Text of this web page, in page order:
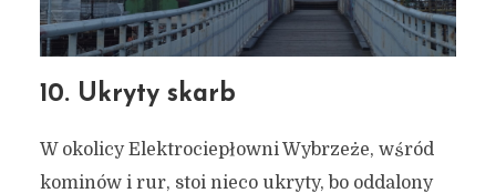
10. Ukryty skarb
W okolicy Elektrociepłowni Wybrzeże, wśród
kominów i rur, stoi nieco ukryty, bo oddalony